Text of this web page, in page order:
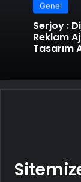
Genel
Serjoy : Dijital Medya Ajansı, Google
Reklam
Tasarım